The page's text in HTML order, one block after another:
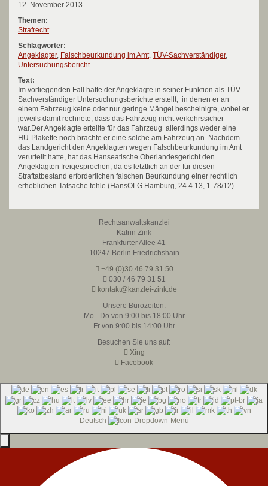
12. November 2013
Themen:
Strafrecht
Schlagwörter:
Angeklagter, Falschbeurkundung im Amt, TÜV-Sachverständiger,
Untersuchungsbericht
Text:
Im vorliegenden Fall hatte der Angeklagte in seiner Funktion als TÜV-
Sachverständiger Untersuchungsberichte erstellt, in denen er an
einem Fahrzeug keine oder nur geringe Mängel bescheinigte, wobei er
jeweils damit rechnete, dass das Fahrzeug nicht verkehrssicher
war.Der Angeklagte erteilte für das Fahrzeug allerdings weder eine
HU-Plakette noch brachte er eine solche am Fahrzeug an. Nachdem
das Landgericht den Angeklagten wegen Falschbeurkundung im Amt
verurteilt hatte, hat das Hanseatische Oberlandesgericht den
Angeklagten freigesprochen, da es letztlich an der für diesen
Straftatbestand erforderlichen falschen Beurkundung einer rechtlich
erheblichen Tatsache fehle.(HansOLG Hamburg, 24.4.13, 1-78/12)
Rechtsanwaltskanzlei
Katrin Zink
Frankfurter Allee 41
10247 Berlin Friedrichshain
+49 (0)30 46 79 31 50
030 / 46 79 31 51
kontakt@kanzlei-zink.de
Unsere Bürozeiten:
Mo - Do von 9:00 bis 18:00 Uhr
Fr von 9:00 bis 14:00 Uhr
Besuchen Sie uns auf:
Xing
Facebook
Deutsch